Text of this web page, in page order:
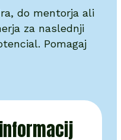
do mentorja ali
za naslednji
Pomagaj